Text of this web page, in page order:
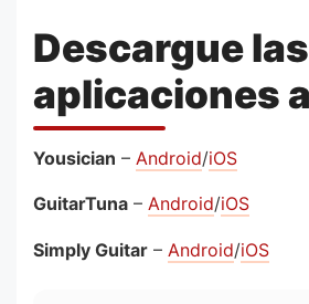
Descargue las
aplicaciones
Yousician – Android/iOS
GuitarTuna – Android/iOS
Simply Guitar – Android/iOS